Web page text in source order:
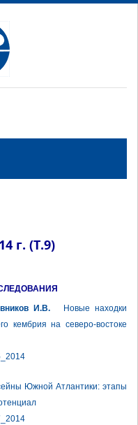
г. (Т.9)
И.В.Новые находки
кембрия на северо-востоке
Южной Атлантики: этапы